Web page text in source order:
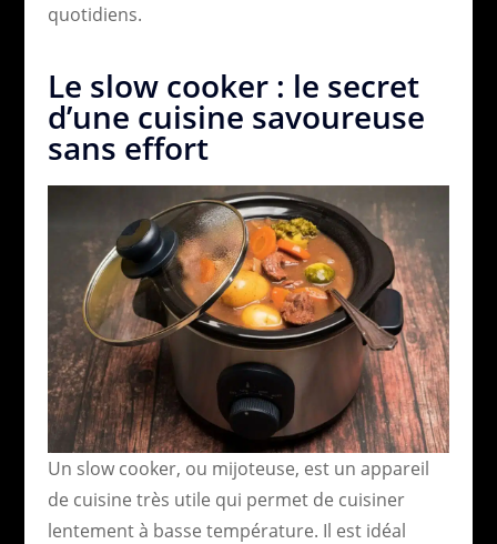
quotidiens.
Le slow cooker : le secret
d’une cuisine savoureuse
sans effort
Un slow cooker, ou mijoteuse, est un appareil
de cuisine très utile qui permet de cuisiner
lentement à basse température. Il est idéal